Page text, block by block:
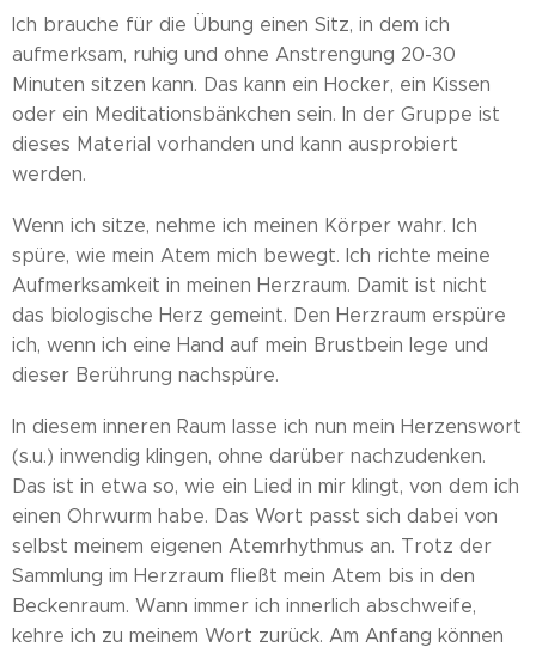
Ich brauche für die Übung einen Sitz, in dem ich
aufmerksam, ruhig und ohne Anstrengung 20-30
Minuten sitzen kann. Das kann ein Hocker, ein Kissen
oder ein Meditationsbänkchen sein. In der Gruppe ist
dieses Material vorhanden und kann ausprobiert
werden.
Wenn ich sitze, nehme ich meinen Körper wahr. Ich
spüre, wie mein Atem mich bewegt. Ich richte meine
Aufmerksamkeit in meinen Herzraum. Damit ist nicht
das biologische Herz gemeint. Den Herzraum erspüre
ich, wenn ich eine Hand auf mein Brustbein lege und
dieser Berührung nachspüre.
In diesem inneren Raum lasse ich nun mein Herzenswort
(s.u.) inwendig klingen, ohne darüber nachzudenken.
Das ist in etwa so, wie ein Lied in mir klingt, von dem ich
einen Ohrwurm habe. Das Wort passt sich dabei von
selbst meinem eigenen Atemrhythmus an. Trotz der
Sammlung im Herzraum fließt mein Atem bis in den
Beckenraum. Wann immer ich innerlich abschweife,
kehre ich zu meinem Wort zurück. Am Anfang können